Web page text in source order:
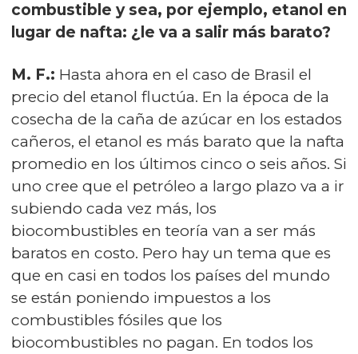
combustible y sea, por ejemplo, etanol en
lugar de nafta: ¿le va a salir más barato?
M. F.: Hasta ahora en el caso de Brasil el
precio del etanol fluctúa. En la época de la
cosecha de la caña de azúcar en los estados
cañeros, el etanol es más barato que la nafta
promedio en los últimos cinco o seis años. Si
uno cree que el petróleo a largo plazo va a ir
subiendo cada vez más, los
biocombustibles en teoría van a ser más
baratos en costo. Pero hay un tema que es
que en casi en todos los países del mundo
se están poniendo impuestos a los
combustibles fósiles que los
biocombustibles no pagan. En todos los